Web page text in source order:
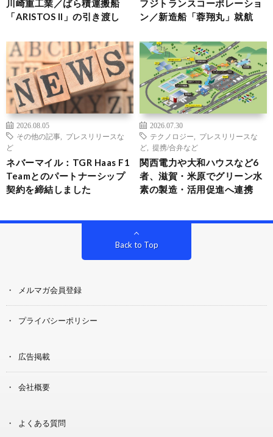
川崎重工業／ばら積運搬船
「ARISTOS II」の引き渡し
フジトランスコーポレーショ
ン／新造船「蓉翔丸」就航
2026.08.05
その他の記事
プレスリリースな
ど
ネバーマイル：TGR Haas F1
Teamとのパートナーシップ
契約を締結しました
2026.07.30
テクノロジー
プレスリリースな
ど
提携/合弁など
関西電力や大和ハウスなど6
者、滋賀・米原でグリーン水
素の製造・活用促進へ連携
Back to Top
メルマガ会員登録
プライバシーポリシー
広告掲載
会社概要
よくある質問